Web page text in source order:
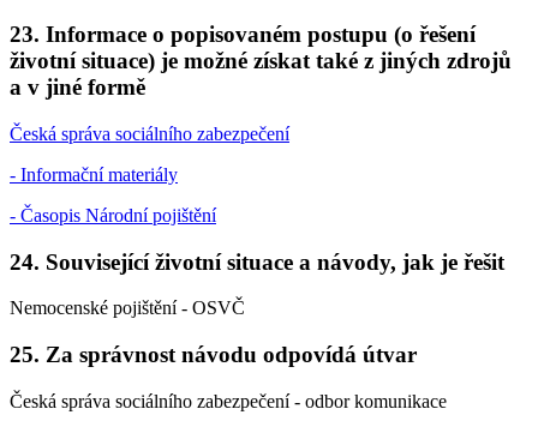
23. Informace o popisovaném postupu (o řešení
životní situace) je možné získat také z jiných zdrojů
a v jiné formě
Česká správa sociálního zabezpečení
- Informační materiály
- Časopis Národní pojištění
24. Související životní situace a návody, jak je řešit
Nemocenské pojištění - OSVČ
25. Za správnost návodu odpovídá útvar
Česká správa sociálního zabezpečení - odbor komunikace